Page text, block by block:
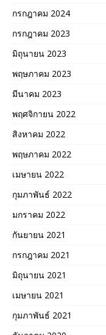
กรกฎาคม 2024
กรกฎาคม 2023
มิถุนายน 2023
พฤษภาคม 2023
มีนาคม 2023
พฤศจิกายน 2022
สิงหาคม 2022
พฤษภาคม 2022
เมษายน 2022
กุมภาพันธ์ 2022
มกราคม 2022
กันยายน 2021
กรกฎาคม 2021
มิถุนายน 2021
เมษายน 2021
กุมภาพันธ์ 2021